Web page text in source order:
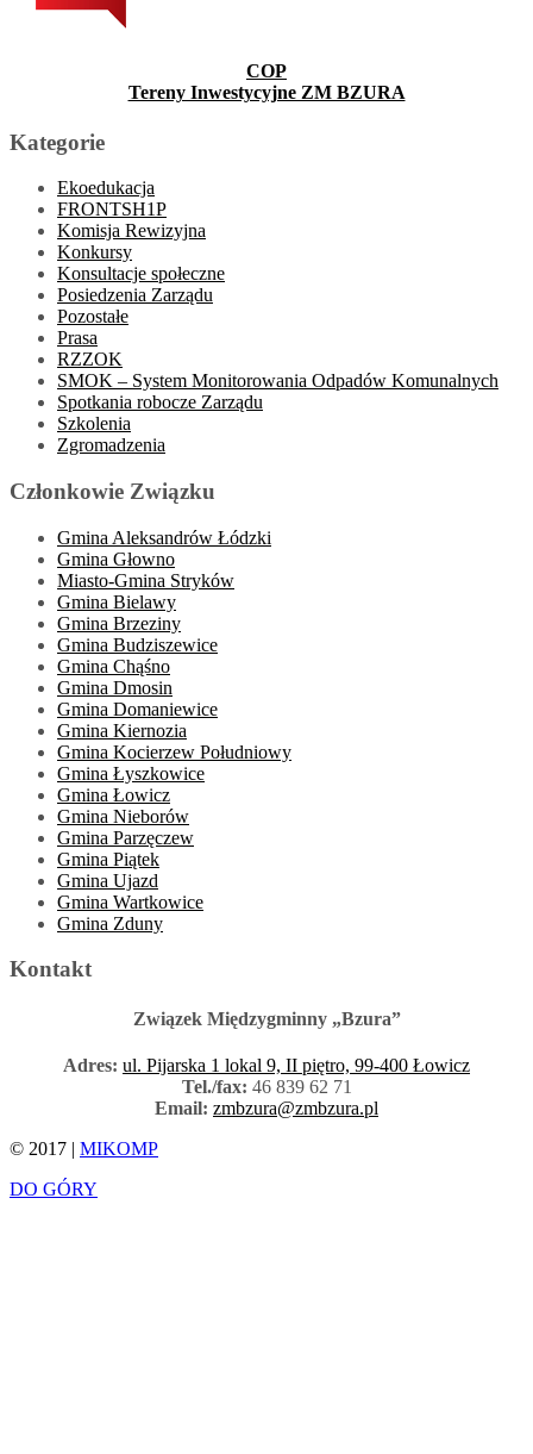
COP
Tereny Inwestycyjne ZM BZURA
Kategorie
Ekoedukacja
FRONTSH1P
Komisja Rewizyjna
Konkursy
Konsultacje społeczne
Posiedzenia Zarządu
Pozostałe
Prasa
RZZOK
SMOK – System Monitorowania Odpadów Komunalnych
Spotkania robocze Zarządu
Szkolenia
Zgromadzenia
Członkowie Związku
Gmina Aleksandrów Łódzki
Gmina Głowno
Miasto-Gmina Stryków
Gmina Bielawy
Gmina Brzeziny
Gmina Budziszewice
Gmina Chąśno
Gmina Dmosin
Gmina Domaniewice
Gmina Kiernozia
Gmina Kocierzew Południowy
Gmina Łyszkowice
Gmina Łowicz
Gmina Nieborów
Gmina Parzęczew
Gmina Piątek
Gmina Ujazd
Gmina Wartkowice
Gmina Zduny
Kontakt
Związek Międzygminny „Bzura”
Adres: ul. Pijarska 1 lokal 9, II piętro, 99-400 Łowicz
Tel./fax: 46 839 62 71
Email: zmbzura@zmbzura.pl
© 2017 | MIKOMP
DO GÓRY